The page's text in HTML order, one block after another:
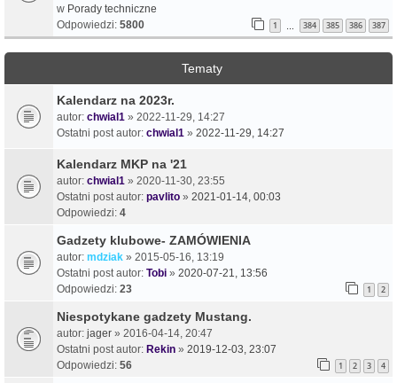
w Porady techniczne
Odpowiedzi: 5800 1 384 385 386 387
Tematy
Kalendarz na 2023r.
autor: chwial1 » 2022-11-29, 14:27
Ostatni post autor: chwial1 » 2022-11-29, 14:27
Kalendarz MKP na '21
autor: chwial1 » 2020-11-30, 23:55
Ostatni post autor: pavlito » 2021-01-14, 00:03
Odpowiedzi: 4
Gadzety klubowe- ZAMÓWIENIA
autor: mdziak » 2015-05-16, 13:19
Ostatni post autor: Tobi » 2020-07-21, 13:56
Odpowiedzi: 23 1 2
Niespotykane gadzety Mustang.
autor: jager » 2016-04-14, 20:47
Ostatni post autor: Rekin » 2019-12-03, 23:07
Odpowiedzi: 56 1 2 3 4